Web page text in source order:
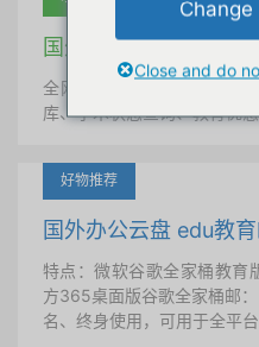
国外学术美国 edu教
全网唯一首发、自定义用
库、学术状态查询、教育优
好物推荐
国外办公云盘 edu教
特点：微软谷歌全家桶教育
方365桌面版谷歌全家桶邮
名、终身使用，可用于全平
Close and do